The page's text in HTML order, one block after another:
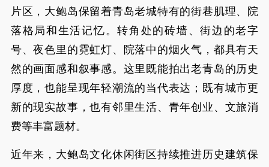
片区，大鲍岛保留着青岛老城特有的街巷肌理、院
落格局和生活记忆。转角处的砖墙、街边的老字
号、夜色里的霓虹灯、院落中的烟火气，都具有天
然的画面感和叙事感。这里既能拍出老青岛的历史
厚度，也能呈现年轻潮流的当代表达；既有城市更
新的现实故事，也有邻里生活、青年创业、文旅消
费等丰富题材。
近年来，大鲍岛文化休闲街区持续推进历史建筑保